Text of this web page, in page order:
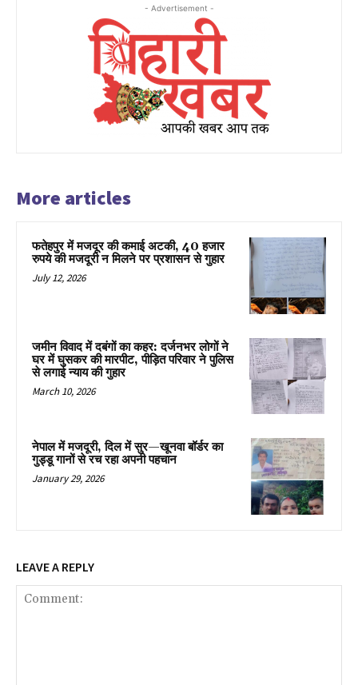
- Advertisement -
More articles
फतेहपुर में मजदूर की कमाई अटकी, 40 हजार
रुपये की मजदूरी न मिलने पर प्रशासन से गुहार
July 12, 2026
जमीन विवाद में दबंगों का कहर: दर्जनभर लोगों ने
घर में घुसकर की मारपीट, पीड़ित परिवार ने पुलिस
से लगाई न्याय की गुहार
March 10, 2026
नेपाल में मजदूरी, दिल में सुर—खूनवा बॉर्डर का
गुड्डू गानों से रच रहा अपनी पहचान
January 29, 2026
LEAVE A REPLY